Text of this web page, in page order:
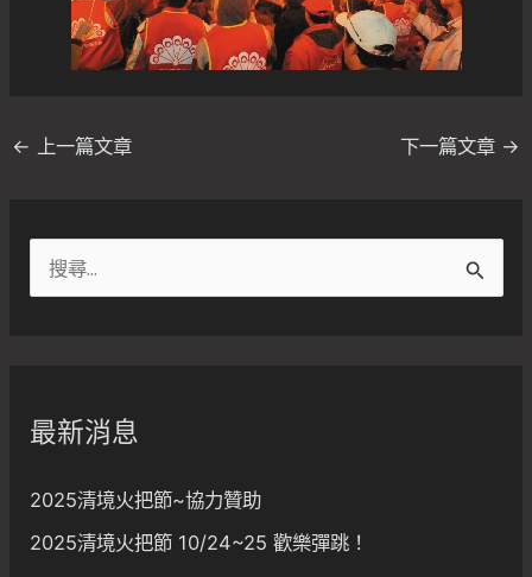
← 上一篇文章 下一篇文章 →
尋
:最新消息
2025清境火把節~協力贊助
2025清境火把節 10/24~25 歡樂彈跳！